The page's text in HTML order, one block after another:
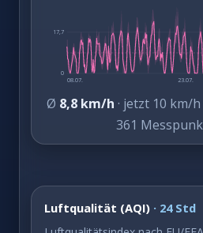
0
17,7
08.07. 23.07.
Ø 8,8 km/h · jetzt 10 km/h
361
Luftqualität (AQI) · 24 Std